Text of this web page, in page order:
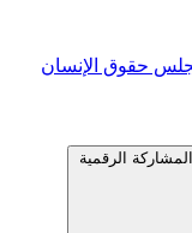
حقوق الإنسان